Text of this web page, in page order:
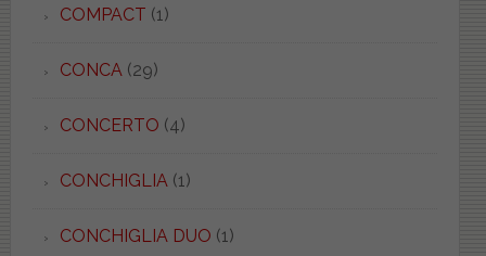
COMPACT (1)
CONCA(29)
CONCERTO (4)
CONCHIGLIA(1)
CONCHIGLIA DUO (1)